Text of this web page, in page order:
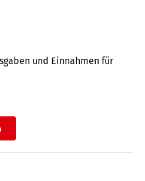
und Ein­nahmen für